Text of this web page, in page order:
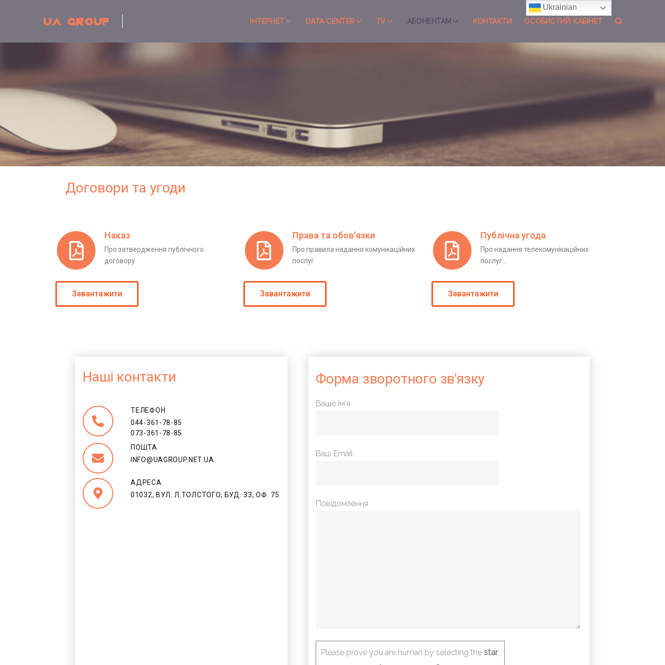
ІНТЕРНЕТ DATA CENTER TV АБОНЕНТАМ КОНТАКТИ ОСОБИСТИЙ КАБІНЕТ
Договори та угоди
Наказ
Про затвердження публічного
договору
Завантажити
Права та обов'язки
Про правила надання комунікаційних
послуг
Завантажити
Публічна угода
Про надання телекомунікаційних
послуг...
Завантажити
Наші контакти
ТЕЛЕФОН
044-361-78-85
073-361-78-85
ПОШТА
INFO@UAGROUP.NET.UA
АДРЕСА
01032, ВУЛ. Л.ТОЛСТОГО, БУД. 33, ОФ. 75
Форма зворотного зв'язку
Ваше ім'я
Ваш Email
Повідомлення
Please prove you are human by selecting the star.
Ukrainian